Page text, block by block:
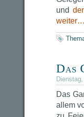
und
weiter…
Das
Das
allem